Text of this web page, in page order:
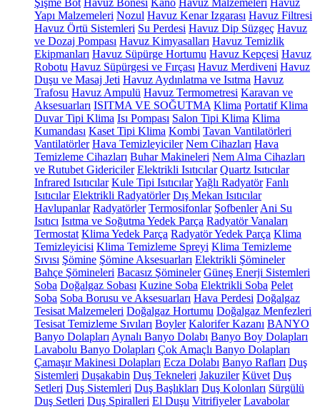
Şişme Bot Havuz Bonesi Kano Havuz Malzemeleri Havuz
Yapı Malzemeleri Nozul Havuz Kenar Izgarası Havuz Filtresi
Havuz Örtü Sistemleri Su Perdesi Havuz Dip Süzgeç Havuz
ve Dozaj Pompası Havuz Kimyasalları Havuz Temizlik
Ekipmanları Havuz Süpürge Hortumu Havuz Kepçesi Havuz
Robotu Havuz Süpürgesi ve Fırçası Havuz Merdiveni Havuz
Duşu ve Masaj Jeti Havuz Aydınlatma ve Isıtma Havuz
Trafosu Havuz Ampulü Havuz Termometresi Karavan ve
Aksesuarları ISITMA VE SOĞUTMA Klima Portatif Klima
Duvar Tipi Klima Isı Pompası Salon Tipi Klima Klima
Kumandası Kaset Tipi Klima Kombi Tavan Vantilatörleri
Vantilatörler Hava Temizleyiciler Nem Cihazları Hava
Temizleme Cihazları Buhar Makineleri Nem Alma Cihazları
ve Rutubet Gidericiler Elektrikli Isıtıcılar Quartz Isıtıcılar
Infrared Isıtıcılar Kule Tipi IsıtıcılarYağlı Radyatör Fanlı
Isıtıcılar Elektrikli Radyatörler Dış Mekan Isıtıcılar
Havlupanlar Radyatörler Termosifonlar Şofbenler Ani Su
Isıtıcı Isıtma ve Soğutma Yedek Parça Radyatör Vanaları
Termostat Klima Yedek Parça Radyatör Yedek Parça Klima
Temizleyicisi Klima Temizleme Spreyi Klima Temizleme
Sıvısı Şömine Şömine Aksesuarları Elektrikli Şömineler
Bahçe Şömineleri Bacasız Şömineler Güneş Enerji Sistemleri
Soba Doğalgaz Sobası Kuzine Soba Elektrikli Soba Pelet
Soba Soba Borusu ve Aksesuarları Hava Perdesi Doğalgaz
Tesisat Malzemeleri Doğalgaz Hortumu Doğalgaz Menfezleri
Tesisat Temizleme Sıvıları Boyler Kalorifer Kazanı BANYO
Banyo Dolapları Aynalı Banyo Dolabı Banyo Boy Dolapları
Lavabolu Banyo Dolapları Çok Amaçlı Banyo Dolapları
Çamaşır Makinesi Dolapları Ecza Dolabı Banyo Rafları Duş
Sistemleri Duşakabin Duş Tekneleri Jakuziler Küvet Duş
Setleri Duş Sistemleri Duş Başlıkları Duş Kolonları Sürgülü
Duş Setleri Duş Spiralleri El Duşu Vitrifiyeler Lavabolar